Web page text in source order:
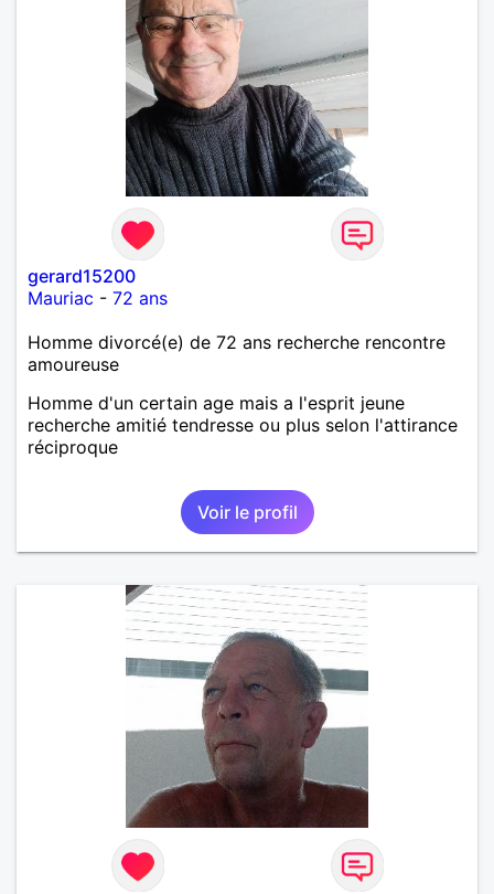
gerard15200
Mauriac - 72 ans
Homme divorcé(e) de 72 ans recherche rencontre
amoureuse
Homme d'un certain age mais a l'esprit jeune
recherche amitié tendresse ou plus selon l'attirance
réciproque
Voir le profil